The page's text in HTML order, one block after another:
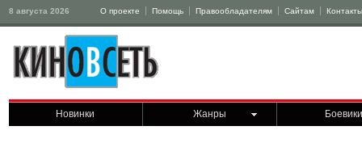
8 августа 2026 О проекте Помощь Правообладателям Сайтам Контакты
Новинки Жанры Боевики